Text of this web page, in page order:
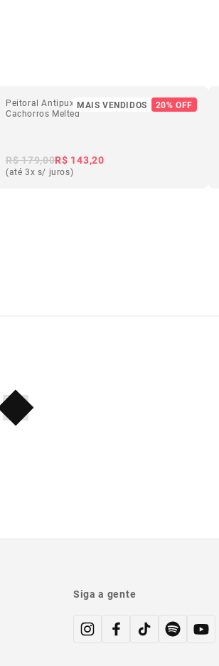
MAIS VENDIDOS 20% OFF
Peitoral Antipuxão SofterWalk para
Cachorros Melted
R$ 179,00R$ 143,20
(até 3x s/ juros)
Siga a gente